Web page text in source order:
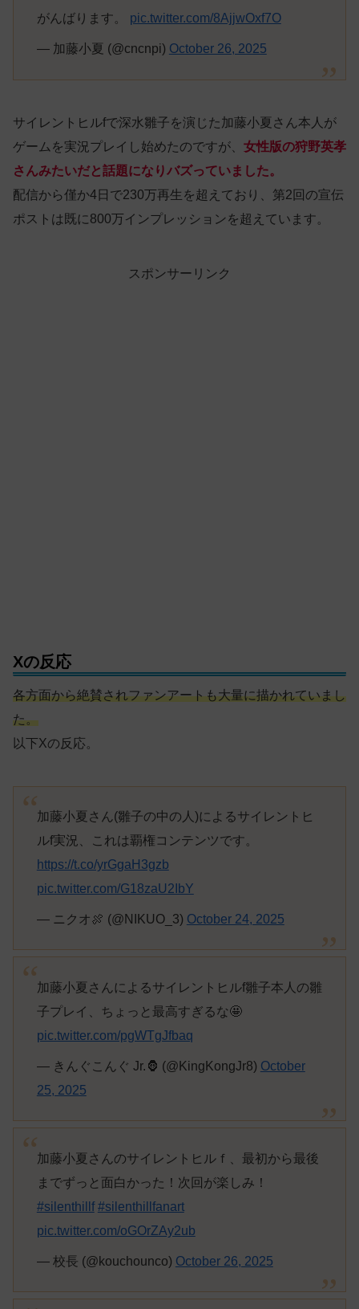
がんばります。 pic.twitter.com/8AjjwOxf7O
— 加藤小夏 (@cncnpi) October 26, 2025
サイレントヒルfで深水雛子を演じた加藤小夏さん本人が
ゲームを実況プレイし始めたのですが、 女性版の狩野英孝
さんみたいだと話題になりバズっていました。
配信から僅か4日で230万再生を超えており、第2回の宣伝
ポストは既に800万インプレッションを超えています。
スポンサーリンク
Xの反応
各方面から絶賛されファンアートも大量に描かれていまし
た。
以下Xの反応。
加藤小夏さん(雛子の中の人)によるサイレントヒ
ルf実況、これは覇権コンテンツです。
https://t.co/yrGgaH3gzb
pic.twitter.com/G18zaU2IbY
— ニクオ🍖 (@NIKUO_3) October 24, 2025
加藤小夏さんによるサイレントヒルf雛子本人の雛
子プレイ、ちょっと最高すぎるな🤩
pic.twitter.com/pgWTgJfbaq
— きんぐこんぐ Jr.🦍 (@KingKongJr8) October
25, 2025
加藤小夏さんのサイレントヒルｆ、最初から最後
までずっと面白かった！次回が楽しみ！
#silenthillf #silenthillfanart
pic.twitter.com/oGOrZAy2ub
— 校長 (@kouchounco) October 26, 2025